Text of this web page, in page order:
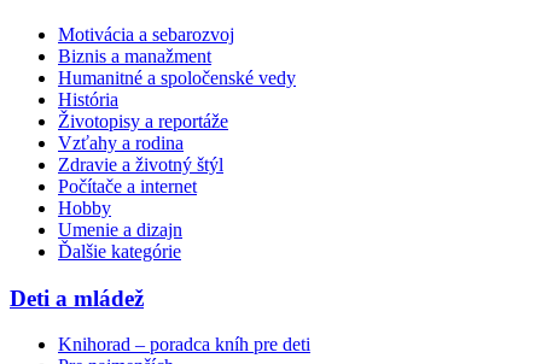
Motivácia a sebarozvoj
Biznis a manažment
Humanitné a spoločenské vedy
História
Životopisy a reportáže
Vzťahy a rodina
Zdravie a životný štýl
Počítače a internet
Hobby
Umenie a dizajn
Ďalšie kategórie
Deti a mládež
Knihorad – poradca kníh pre deti